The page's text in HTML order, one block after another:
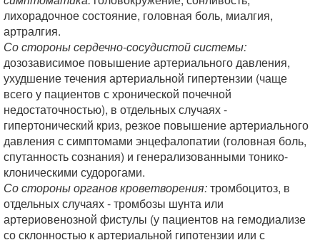
лихорадочное состояние, головная боль, миалгия,
артралгия.
Со стороны сердечно-сосудистой системы:
дозозависимое повышение артериального давления,
ухудшение течения артериальной гипертензии (чаще
всего у пациентов с хронической почечной
недостаточностью), в отдельных случаях -
гипертонический криз, резкое повышение артериального
давления с симптомами энцефалопатии (головная боль,
спутанность сознания) и генерализованными тонико-
клоническими судорогами.
Со стороны органов кроветворения:тромбоцитоз, в
отдельных случаях - тромбозы шунта или
артериовенозной фистулы (у пациентов на гемодиализе
со склонностью к артериальной гипотензии или с